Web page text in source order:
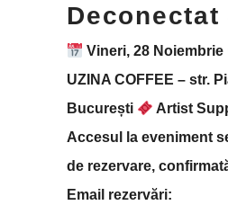
Deconectat
Vineri, 28 Noiembrie
UZINA COFFEE – str.
București
Artist
Accesul la eveniment
de rezervare,
Email rezervări: